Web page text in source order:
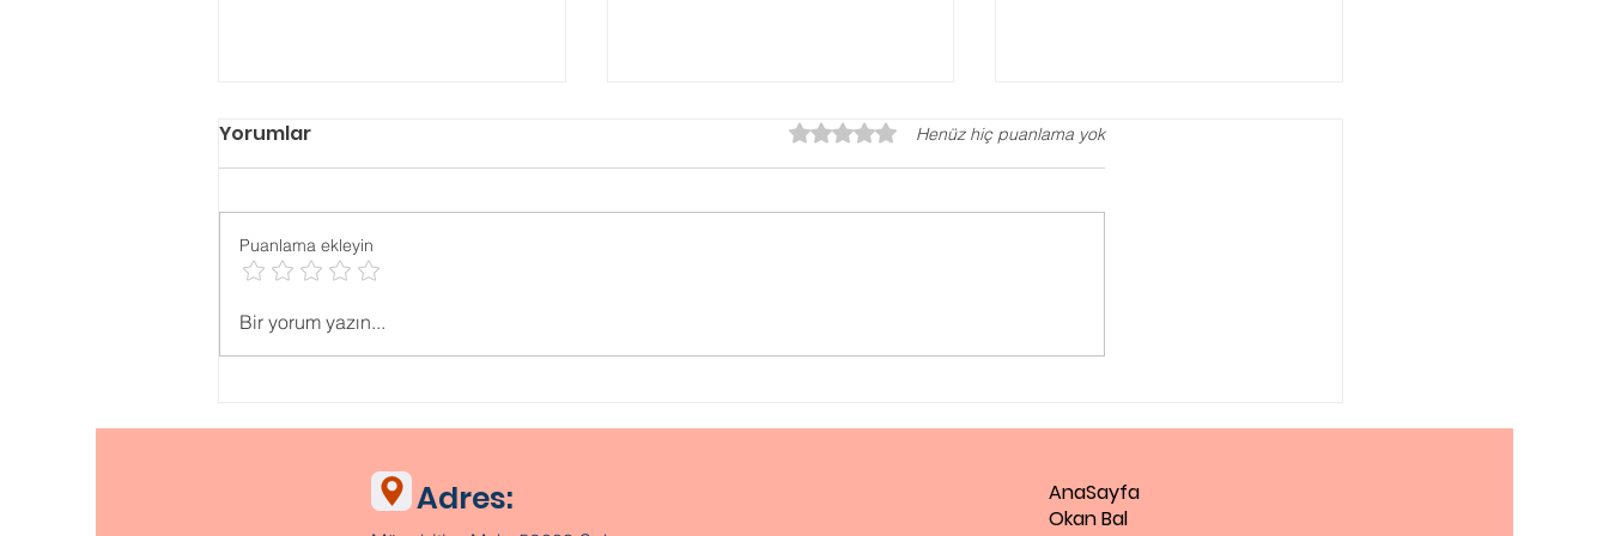
Gaziantep Pedagog
Aile İle İlgilenmektir
Eşimi Nasıl Affederim?
Yorumlar 5 üzerinden 0 yıldızHenüz hiç puanlama yok
Puanlama ekleyin
Bir yorum yazın...
Adres:
AnaSayfa
Okan Bal